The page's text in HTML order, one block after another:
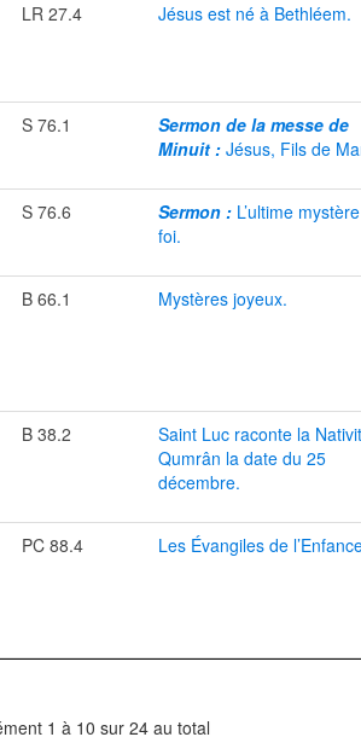
LR 27.4 Jésus est né à Bethléem.
S 76.1
Sermon de la messe de
Minuit : Jésus, Fils de
S 76.6 Sermon : L’ultime
foi.
B 66.1 Mystères joyeux.
B 38.2
Saint Luc raconte la
Qumrân la date du 25
décembre.
PC 88.4 Les Évangiles de
1 à 10 sur 24 au total